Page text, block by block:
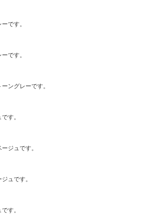
です。
です。
ングレーです。
す。
ジュです。
ュです。
す。